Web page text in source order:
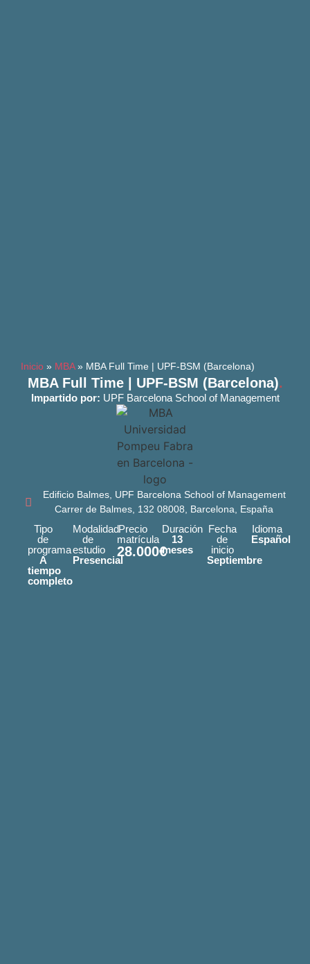
Inicio » MBA» MBA Full Time | UPF-BSM (Barcelona)
MBA Full Time | UPF-BSM (Barcelona).
Impartido por: UPF Barcelona School of Management
Edificio Balmes, UPF Barcelona School of Management
Carrer de Balmes, 132 08008, Barcelona, España
Tipo
de
programa
A
tiempo
completo
Modalidad
de
estudio
Presencial
Precio
matrícula
28.000€
Duración
13
meses
Fecha
de
inicio
Septiembre
Idioma
Español